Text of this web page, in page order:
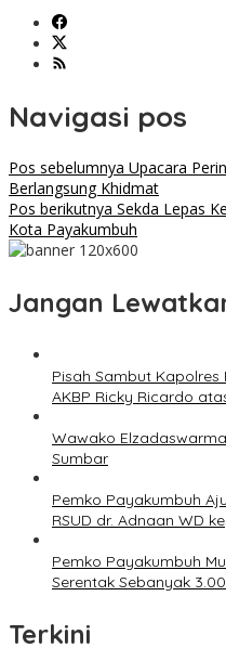
Navigasi pos
Pos sebelumnya Upacara
Berlangsung Khidmat
Pos berikutnya Sekda Lepas
Kota Payakumbuh
Jangan
Pisah Sambut
AKBP Ricky Ricardo
Wawako
Sumbar
Pemko Payakumbuh
RSUD dr. Adnaan WD
Pemko Payakumbuh
Serentak Sebanyak
Terkini